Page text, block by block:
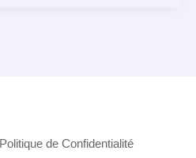
Politique de Confidentialité